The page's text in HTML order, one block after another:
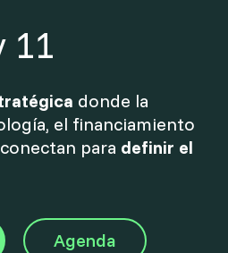
11
donde la
el financiamiento
para definir el
Agenda